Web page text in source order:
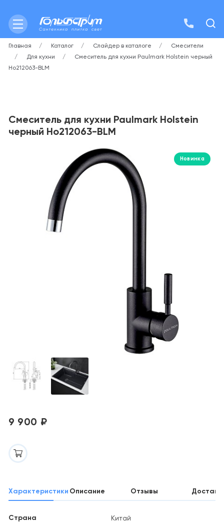
Главная Каталог Слайдер в каталоге
Смесители
Для кухни
Смеситель для кухни Paulmark Holstein черный
Ho212063-BLM
Смеситель для кухни Paulmark Holstein
черный Ho212063-BLM
Новинка
9 900 ₽
Характеристики Описание Отзывы
Страна Китай